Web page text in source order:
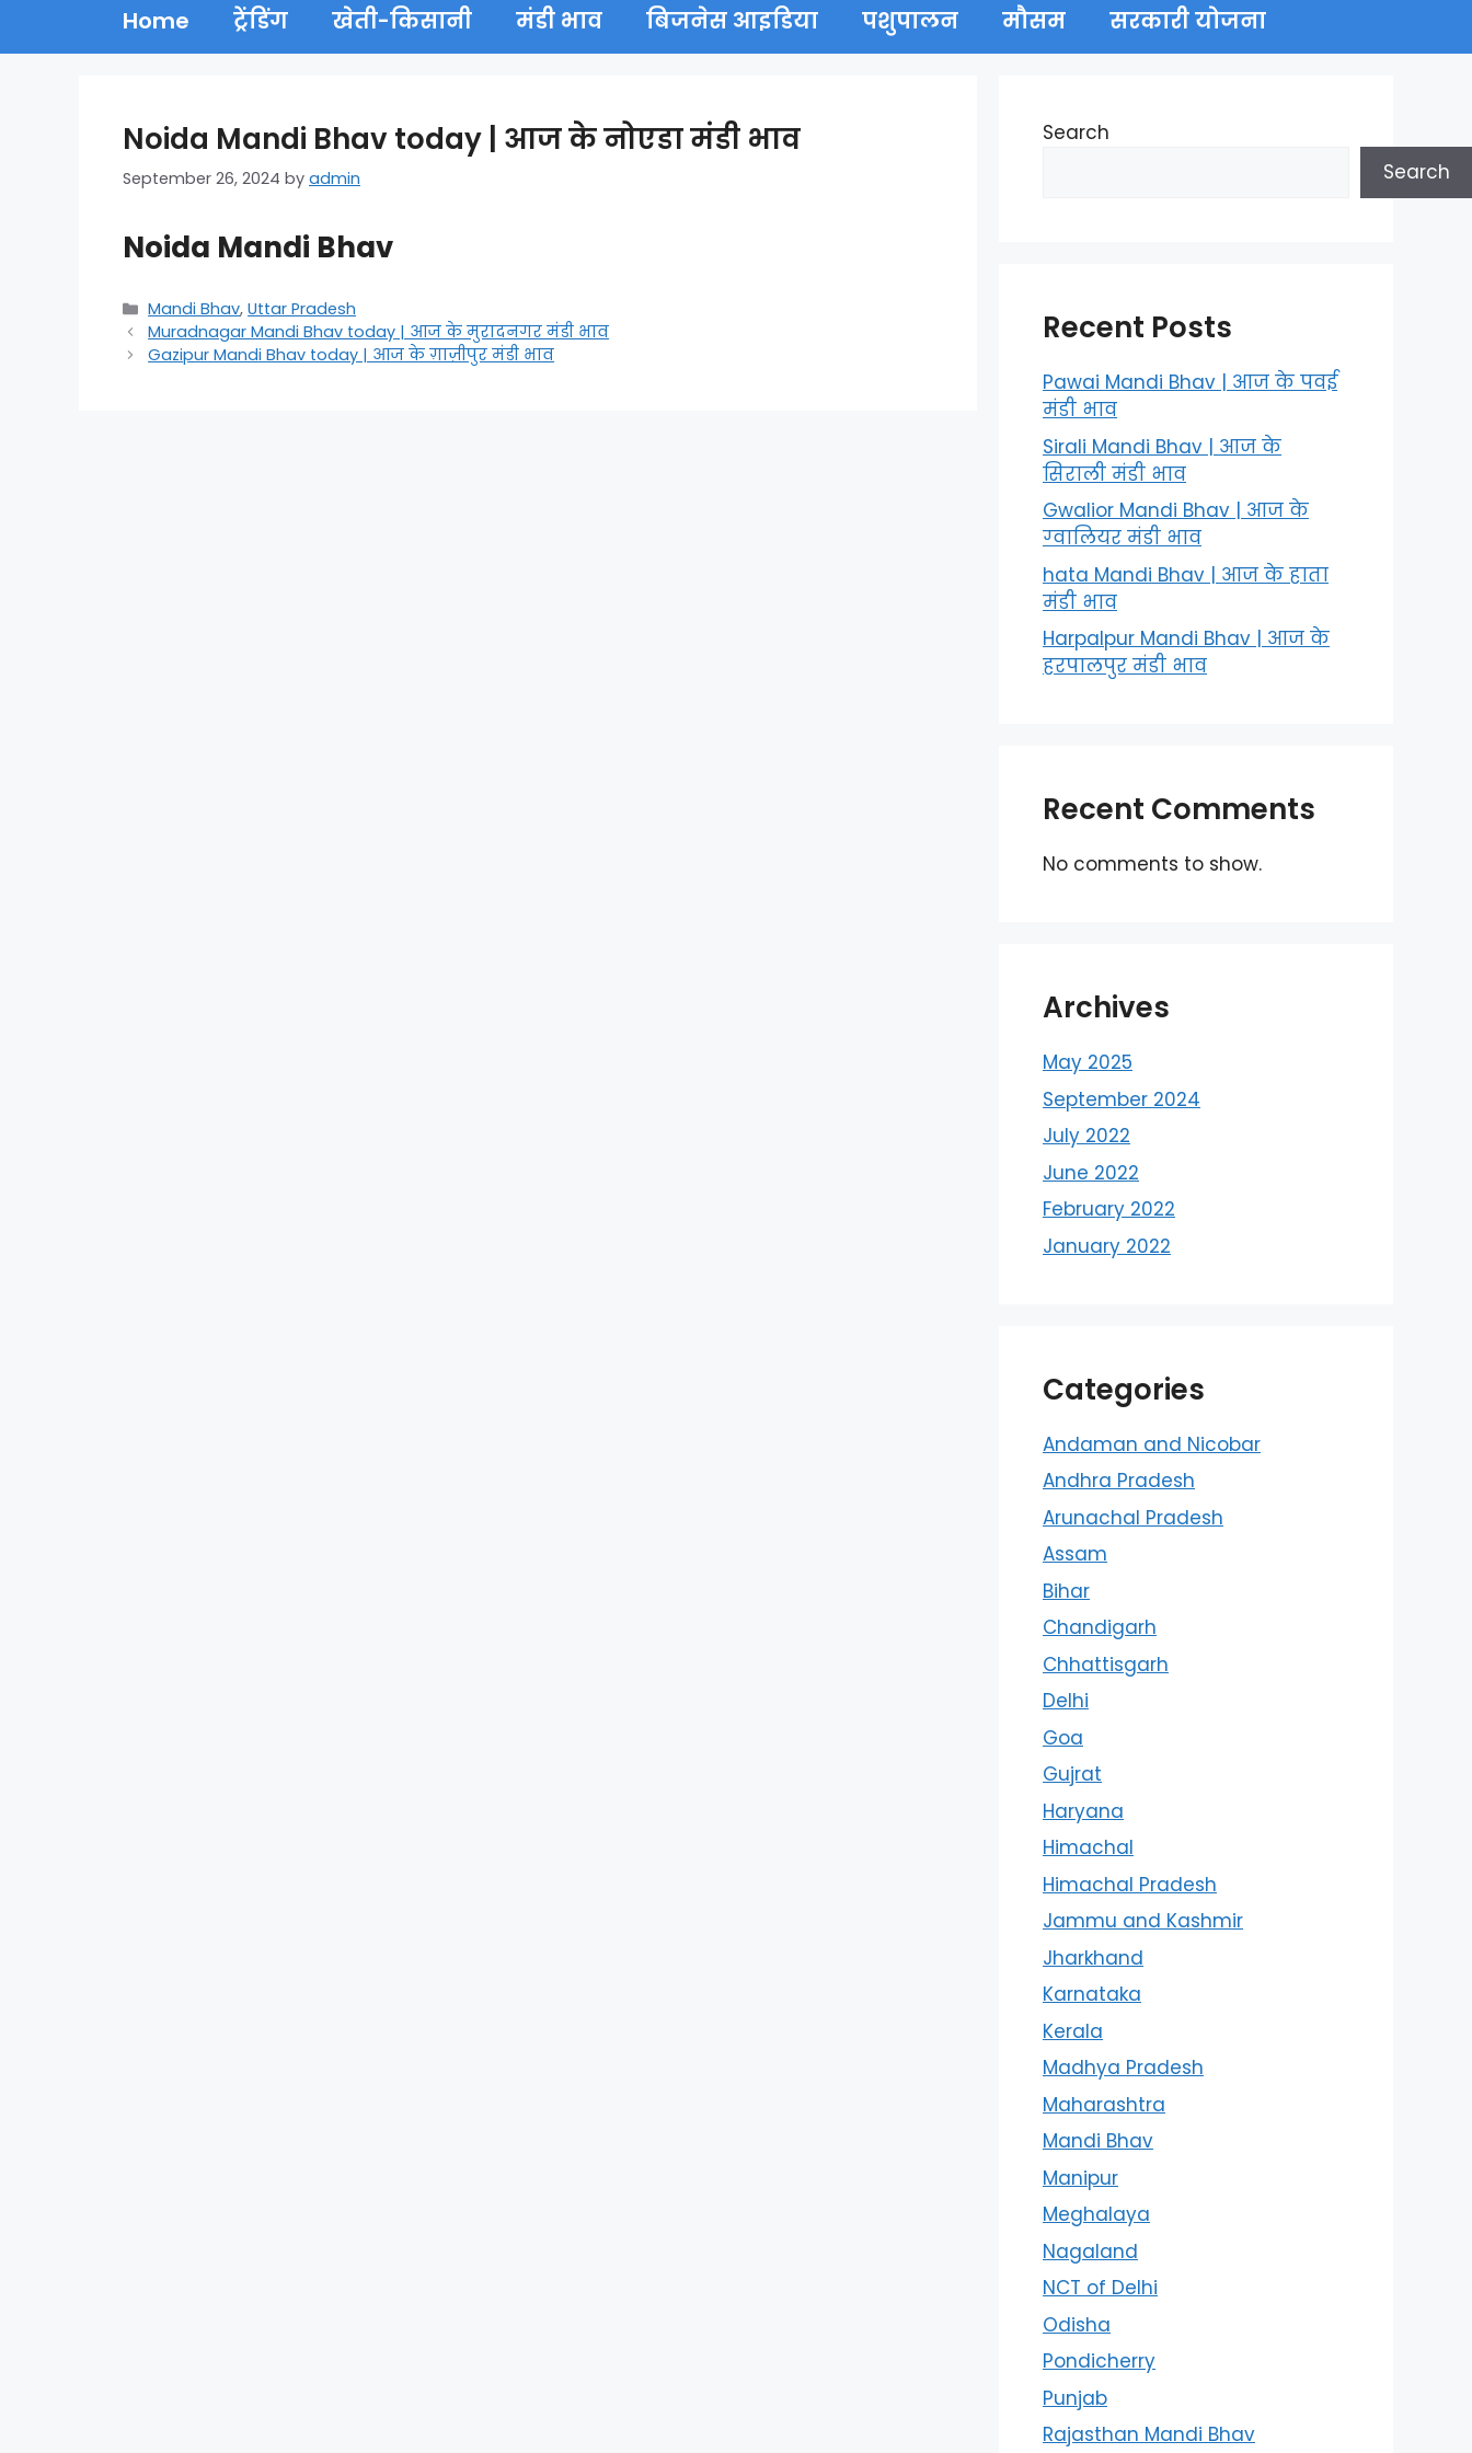
Home ट्रेंडिंग खेती-किसानी मंडी भाव बिजनेस आइडिया पशुपालन मौसम सरकारी योजना
Noida Mandi Bhav today | आज के नोएडा मंडी भाव
September 26, 2024 by admin
Noida Mandi Bhav
Categories
Mandi Bhav,Uttar Pradesh
Muradnagar Mandi Bhav today | आज के मुरादनगर मंडी भाव
Gazipur Mandi Bhav today | आज के ग़ाज़ीपुर मंडी भाव
Search
Search
Recent Posts
Pawai Mandi Bhav | आज के पवई
मंडी भाव
Sirali Mandi Bhav | आज के
सिराली मंडी भाव
Gwalior Mandi Bhav | आज के
ग्‍वालियर मंडी भाव
hata Mandi Bhav | आज के हाता
मंडी भाव
Harpalpur Mandi Bhav | आज के
हरपालपुर मंडी भाव
Recent Comments
No comments to show.
Archives
May 2025
September 2024
July 2022
June 2022
February 2022
January 2022
Categories
Andaman and Nicobar
Andhra Pradesh
Arunachal Pradesh
Assam
Bihar
Chandigarh
Chhattisgarh
Delhi
Goa
Gujrat
Haryana
Himachal
Himachal Pradesh
Jammu and Kashmir
Jharkhand
Karnataka
Kerala
Madhya Pradesh
Maharashtra
Mandi Bhav
Manipur
Meghalaya
Nagaland
NCT of Delhi
Odisha
Pondicherry
Punjab
Rajasthan Mandi Bhav